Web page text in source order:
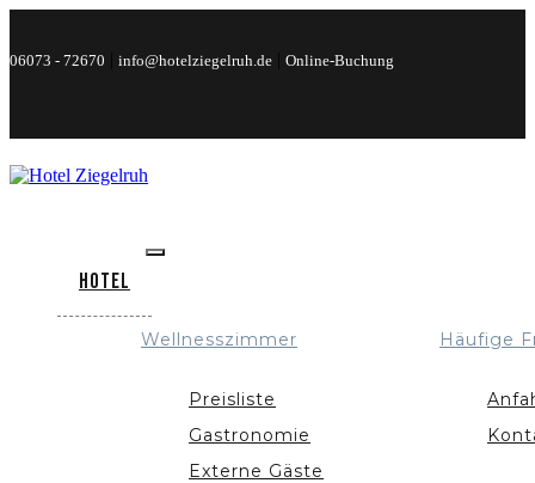
06073 - 72670 info@hotelziegelruh.de Online-Buchung
Hotel
Wellnesszimmer
Preisliste
Gastronomie
Externe Gäste
Häufige